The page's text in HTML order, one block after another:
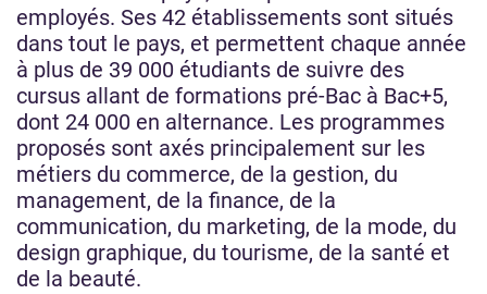
employés. Ses 42 établissements sont situés
dans tout le pays, et permettent chaque année
à plus de 39 000 étudiants de suivre des
cursus allant de formations pré-Bac à Bac+5,
dont 24 000 en alternance. Les programmes
proposés sont axés principalement sur les
métiers du commerce, de la gestion, du
management, de la finance, de la
communication, du marketing, de la mode, du
design graphique, du tourisme, de la santé et
de la beauté.